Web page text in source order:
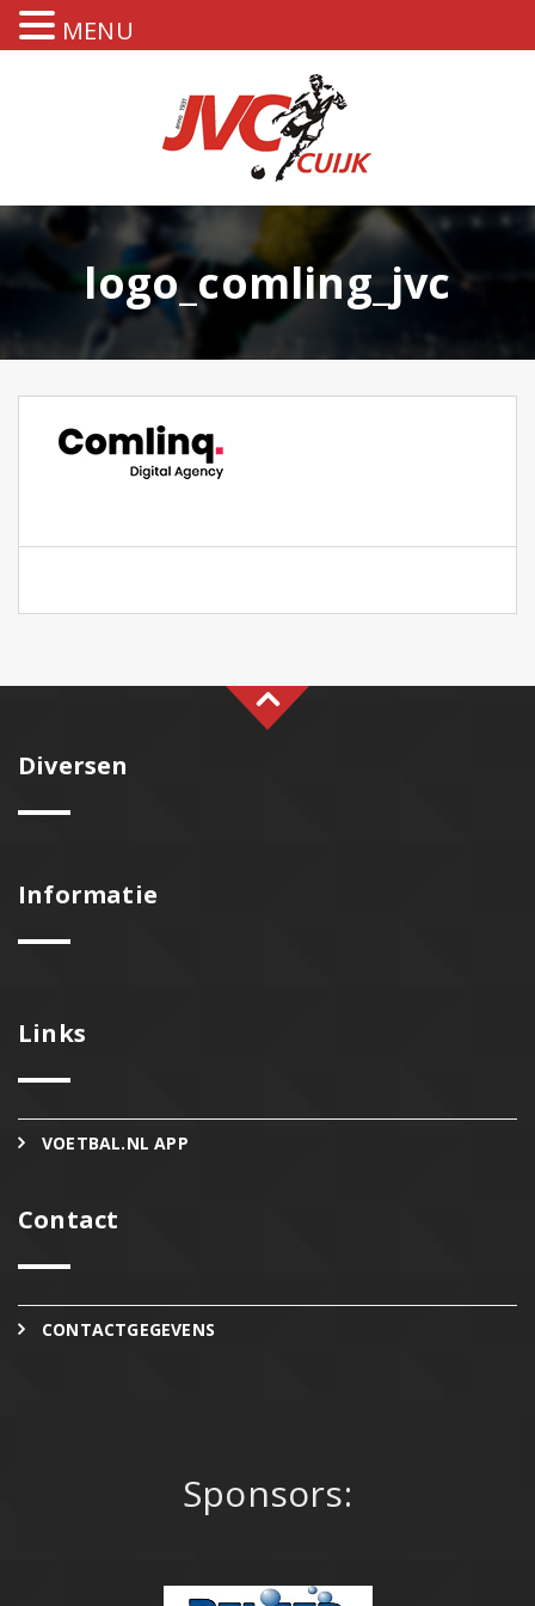
logo_comling_jvc
Diversen
Informatie
Links
VOETBAL.NL APP
Contact
CONTACTGEGEVENS
Sponsors:
MENU